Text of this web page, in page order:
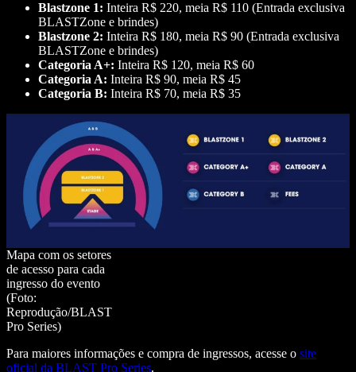
Blastzone 1: Inteira R$ 220, meia R$ 110 (Entrada exclusiva
BLASTZone e brindes)
Blastzone 2: Inteira R$ 180, meia R$ 90 (Entrada exclusiva
BLASTZone e brindes)
Categoria A+: Inteira R$ 120, meia R$ 60
Categoria A: Inteira R$ 90, meia R$ 45
Categoria B: Inteira R$ 70, meia R$ 35
Mapa com os setores
de acesso para cada
ingresso do evento
(Foto:
Reprodução/BLAST
Pro Series)
Para maiores informações e compra de ingressos, acesse o site
oficial da BLAST Pro Series.